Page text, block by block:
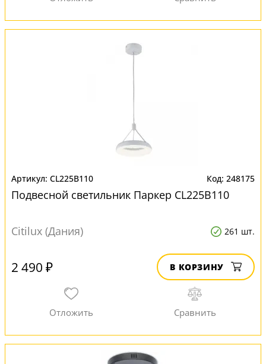
CL225B110 248175
Подвесной светильник Паркер CL225B110
Citilux (Дания) 261 шт.
2 490 ₽ В КОРЗИНУ